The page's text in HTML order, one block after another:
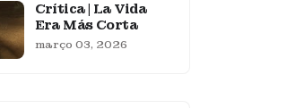
Crítica | La Vida
Era Más Corta
março 03, 2026